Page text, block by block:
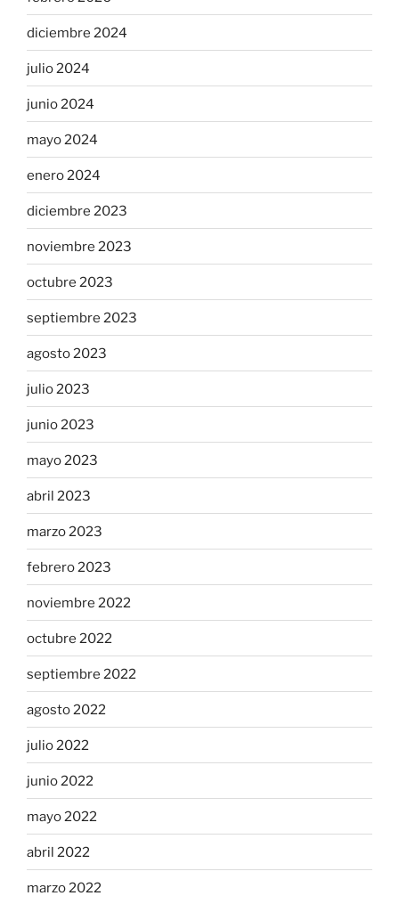
diciembre 2024
julio 2024
junio 2024
mayo 2024
enero 2024
diciembre 2023
noviembre 2023
octubre 2023
septiembre 2023
agosto 2023
julio 2023
junio 2023
mayo 2023
abril 2023
marzo 2023
febrero 2023
noviembre 2022
octubre 2022
septiembre 2022
agosto 2022
julio 2022
junio 2022
mayo 2022
abril 2022
marzo 2022